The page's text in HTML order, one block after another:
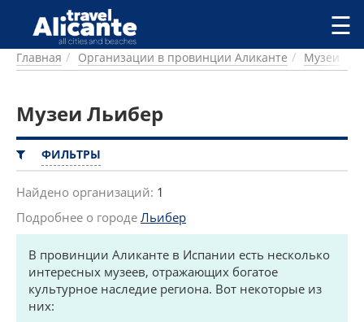
Перейти к основному содержанию
ГОРОДА
ПИТАНИЕ
ПРОЖИВАНИЕ
ПЛЯЖИ
ДОСТОПРИМЕЧАТЕЛЬНОСТИ
КЕМПИНГ
КОМАРКИ (РАЙОНЫ)
РЕЦЕПТЫ
ПРЕДЛОЖЕНИЯ
СТАТЬИ
УСЛУГИ
☰
Главная Организации в провинции Аликанте Музеи
Музеи Льибер
ФИЛЬТРЫ
Найдено организаций: 1
Подробнее о городе Льибер
В провинции Аликанте в Испании есть несколько
интересных музеев, отражающих богатое
культурное наследие региона. Вот некоторые из
них: